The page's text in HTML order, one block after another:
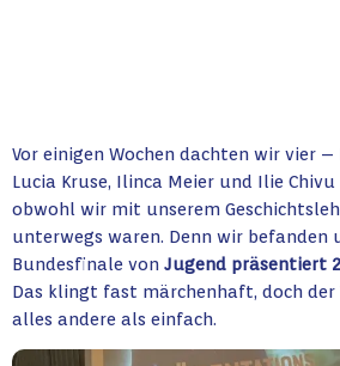
Vor einigen Wochen dachten wir vier –
Lucia Kruse, Ilinca Meier und Ilie
obwohl wir mit unserem
unterwegs waren. Denn wir befanden
Bundesfinale von Jugend präsentiert
Das klingt fast märchenhaft, doch
alles andere als einfach.